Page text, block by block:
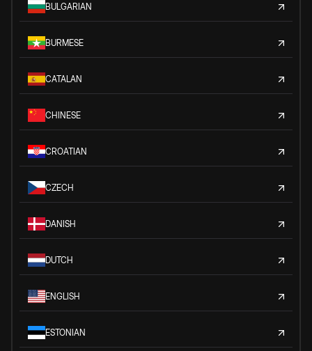
BULGARIAN
BURMESE
CATALAN
CHINESE
CROATIAN
CZECH
DANISH
DUTCH
ENGLISH
ESTONIAN